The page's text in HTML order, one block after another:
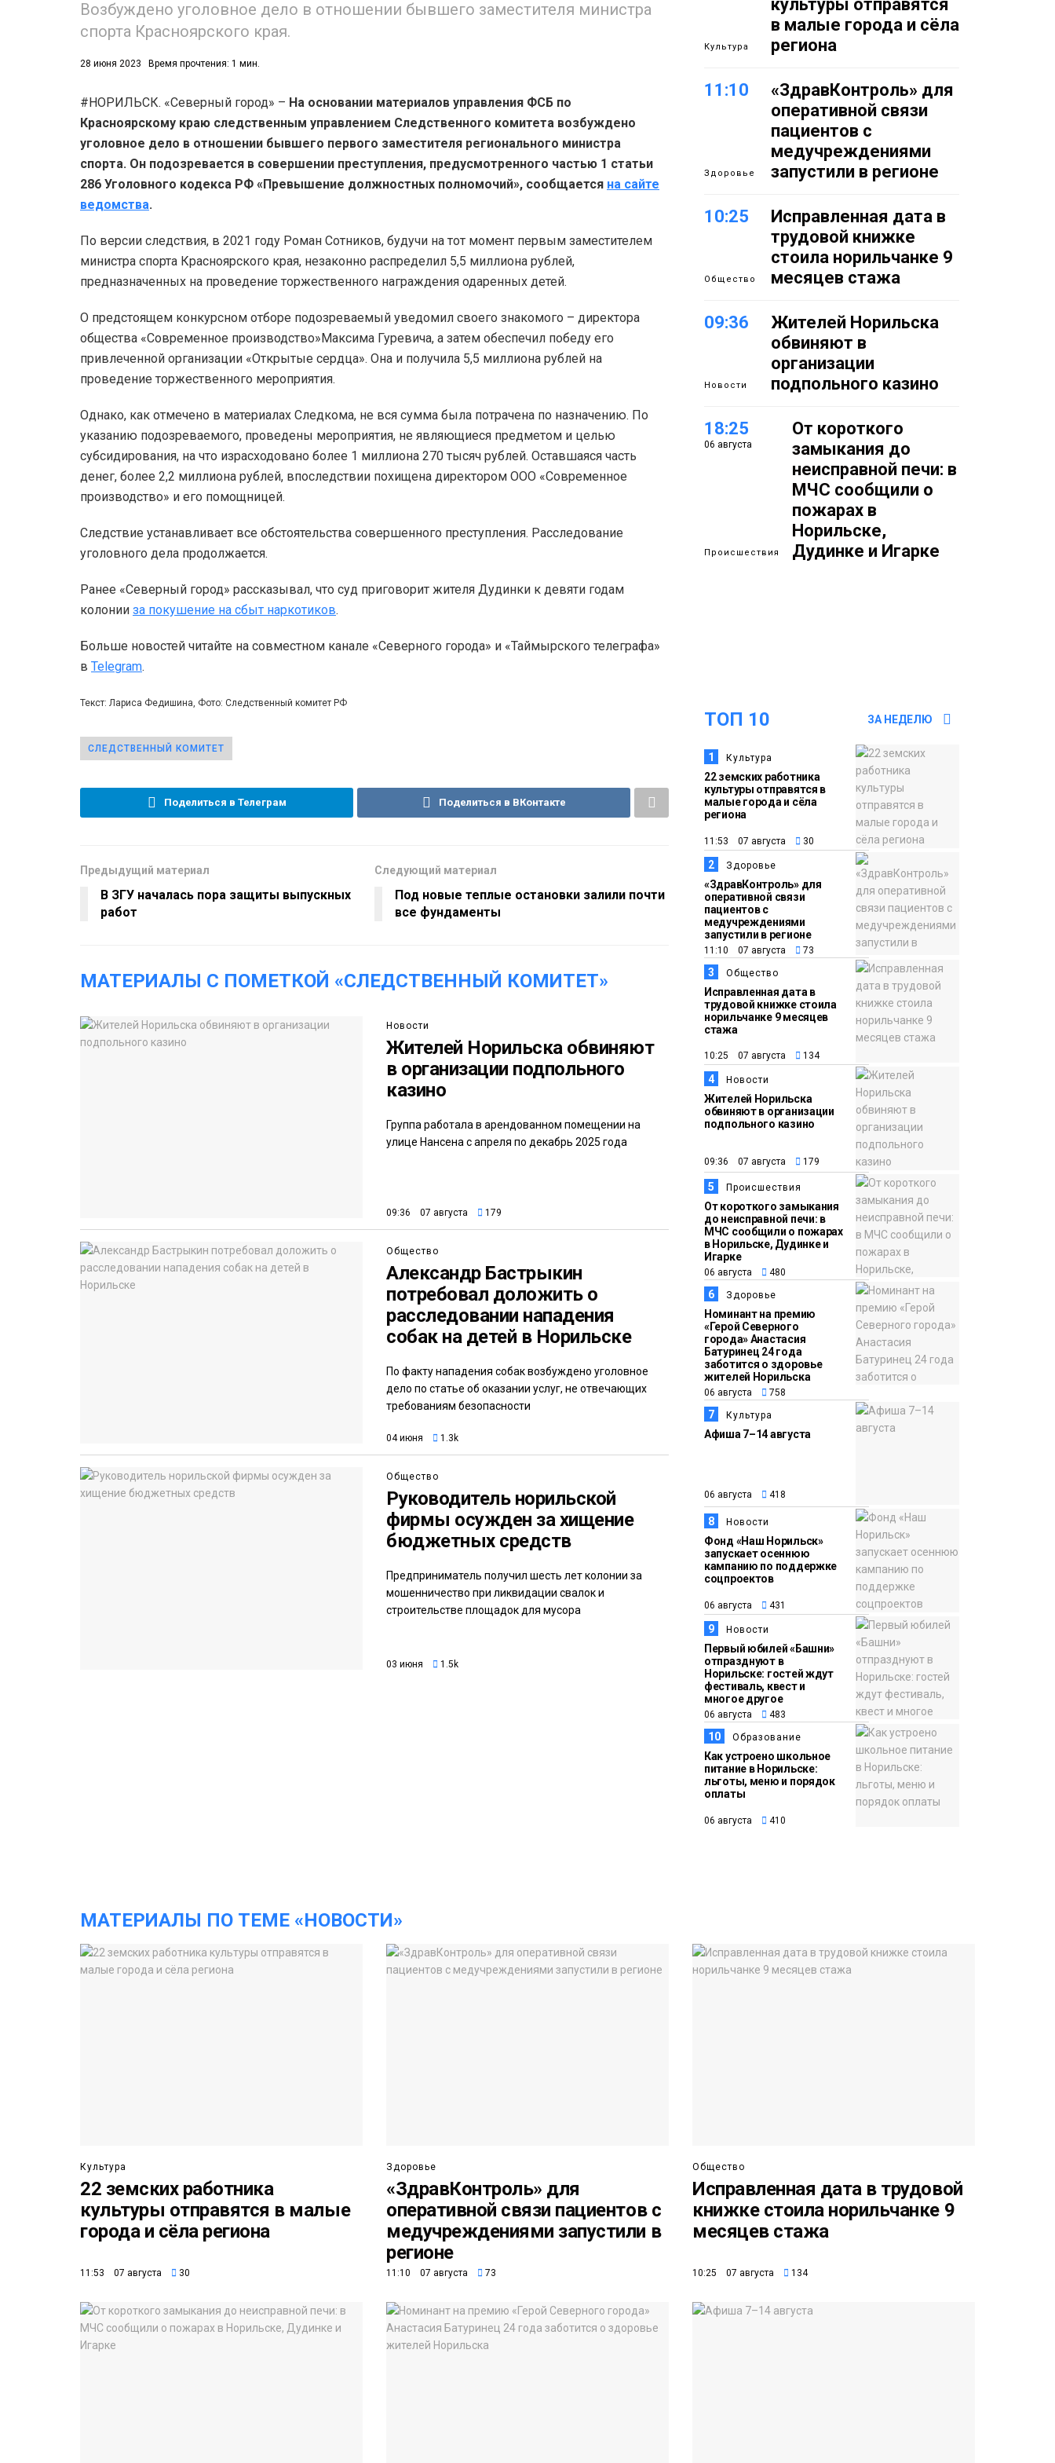
Возбуждено уголовное дело в отношении бывшего заместителя министра
спорта Красноярского края.
28 июня 2023 Время прочтения: 1 мин.
#НОРИЛЬСК. «Северный город» – На основании материалов управления ФСБ по
Красноярскому краю следственным управлением Следственного комитета возбуждено
уголовное дело в отношении бывшего первого заместителя регионального министра
спорта. Он подозревается в совершении преступления, предусмотренного частью 1 статьи
286 Уголовного кодекса РФ «Превышение должностных полномочий», сообщается на сайте
ведомства.
По версии следствия, в 2021 году Роман Сотников, будучи на тот момент первым заместителем
министра спорта Красноярского края, незаконно распределил 5,5 миллиона рублей,
предназначенных на проведение торжественного награждения одаренных детей.
О предстоящем конкурсном отборе подозреваемый уведомил своего знакомого – директора
общества «Современное производство»Максима Гуревича, а затем обеспечил победу его
привлеченной организации «Открытые сердца». Она и получила 5,5 миллиона рублей на
проведение торжественного мероприятия.
Однако, как отмечено в материалах Следкома, не вся сумма была потрачена по назначению. По
указанию подозреваемого, проведены мероприятия, не являющиеся предметом и целью
субсидирования, на что израсходовано более 1 миллиона 270 тысяч рублей. Оставшаяся часть
денег, более 2,2 миллиона рублей, впоследствии похищена директором ООО «Современное
производство» и его помощницей.
Следствие устанавливает все обстоятельства совершенного преступления. Расследование
уголовного дела продолжается.
Ранее «Северный город» рассказывал, что суд приговорит жителя Дудинки к девяти годам
колонии за покушение на сбыт наркотиков.
Больше новостей читайте на совместном канале «Северного города» и «Таймырского телеграфа»
в Telegram.
Текст: Лариса Федишина, Фото: Следственный комитет РФ
СЛЕДСТВЕННЫЙ КОМИТЕТ
Поделиться в Телеграм Поделиться в ВКонтакте
Предыдущий материал
В ЗГУ началась пора защиты выпускных
работ
Следующий материал
Под новые теплые остановки залили почти
все фундаменты
МАТЕРИАЛЫ С ПОМЕТКОЙ «СЛЕДСТВЕННЫЙ КОМИТЕТ»
Новости
Жителей Норильска обвиняют
в организации подпольного
казино
Группа работала в арендованном помещении на
улице Нансена с апреля по декабрь 2025 года
09:36 07 августа 179
Общество
Александр Бастрыкин
потребовал доложить о
расследовании нападения
собак на детей в Норильске
По факту нападения собак возбуждено уголовное
дело по статье об оказании услуг, не отвечающих
требованиям безопасности
04 июня 1.3k
Общество
Руководитель норильской
фирмы осужден за хищение
бюджетных средств
Предприниматель получил шесть лет колонии за
мошенничество при ликвидации свалок и
строительстве площадок для мусора
03 июня 1.5k
Культура
культуры отправятся
в малые города и сёла
региона
11:10
Здоровье
«ЗдравКонтроль» для
оперативной связи
пациентов с
медучреждениями
запустили в регионе
10:25
Общество
Исправленная дата в
трудовой книжке
стоила норильчанке 9
месяцев стажа
09:36
Новости
Жителей Норильска
обвиняют в
организации
подпольного казино
18:25
06 августа
Происшествия
От короткого
замыкания до
неисправной печи: в
МЧС сообщили о
пожарах в
Норильске,
Дудинке и Игарке
06 августа
Культура
Афиша 7–14 августа
16:39
06 августа
Новости
Фонд «Наш Норильск»
запускает осеннюю
кампанию по
поддержке
соцпроектов
15:57
06 августа
Новости
Первый юбилей
«Башни» отпразднуют
в Норильске: гостей
ждут фестиваль,
квест и многое другое
15:15
06 августа
Образование
Как устроено
школьное питание в
Норильске: льготы,
меню и порядок
оплаты
ТОП 10 ЗА НЕДЕЛЮ
1 Культура
22 земских работника
культуры отправятся в
малые города и сёла
региона
11:53 07 августа 30
2 Здоровье
«ЗдравКонтроль» для
оперативной связи
пациентов с
медучреждениями
запустили в регионе
11:10 07 августа 73
3 Общество
Исправленная дата в
трудовой книжке стоила
норильчанке 9 месяцев
стажа
10:25 07 августа 134
4 Новости
Жителей Норильска
обвиняют в организации
подпольного казино
09:36 07 августа 179
5 Происшествия
От короткого замыкания
до неисправной печи: в
МЧС сообщили о пожарах
в Норильске, Дудинке и
Игарке
06 августа 480
6 Здоровье
Номинант на премию
«Герой Северного
города» Анастасия
Батуринец 24 года
заботится о здоровье
жителей Норильска
06 августа 758
7 Культура
Афиша 7–14 августа
06 августа 418
8 Новости
Фонд «Наш Норильск»
запускает осеннюю
кампанию по поддержке
соцпроектов
06 августа 431
9 Новости
Первый юбилей «Башни»
отпразднуют в
Норильске: гостей ждут
фестиваль, квест и
многое другое
06 августа 483
10 Образование
Как устроено школьное
питание в Норильске:
льготы, меню и порядок
оплаты
06 августа 410
МАТЕРИАЛЫ ПО ТЕМЕ «НОВОСТИ»
Культура
22 земских работника
культуры отправятся в малые
города и сёла региона
11:53 07 августа 30
Здоровье
«ЗдравКонтроль» для
оперативной связи пациентов с
медучреждениями запустили в
регионе
11:10 07 августа 73
Общество
Исправленная дата в трудовой
книжке стоила норильчанке 9
месяцев стажа
10:25 07 августа 134